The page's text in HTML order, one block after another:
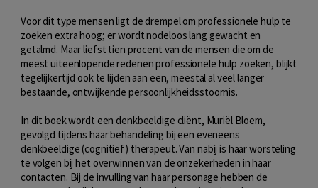
Voor dit type mensen ligt de drempel om professionele hulp te
zoeken extra hoog; er wordt nodeloos lang gewacht en
getalmd. Maar liefst tien procent van de mensen die om de
meest uiteenlopende redenen professionele hulp zoeken, blijkt
tegelijkertijd ook te lijden aan een, meestal al veel langer
bestaande, ontwijkende persoonlijkheidsstoornis.
In dit boek wordt een denkbeeldige cliënt, Muriël Bloem,
gevolgd tijdens haar behandeling bij een eveneens
denkbeeldige (cognitief) therapeut. Van nabij is haar worsteling
te volgen bij het overwinnen van de onzekerheden in haar
contacten. Bij de invulling van haar personage hebben de